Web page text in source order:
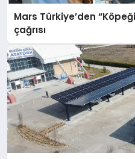
Mars Türkiye’den
çağrısı